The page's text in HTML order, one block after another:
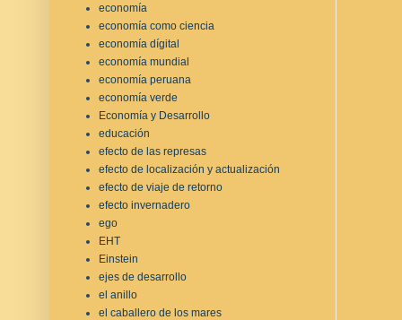
economía
economía como ciencia
economía dígital
economía mundial
economía peruana
economía verde
Economía y Desarrollo
educación
efecto de las represas
efecto de localización y actualización
efecto de viaje de retorno
efecto invernadero
ego
EHT
Einstein
ejes de desarrollo
el anillo
el caballero de los mares